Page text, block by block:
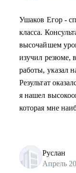
Ушаков Егор -
класса.
высочайшем
изучил резюме,
работы, указал
Результат
я нашел
которая мне
Руслан
Апрель